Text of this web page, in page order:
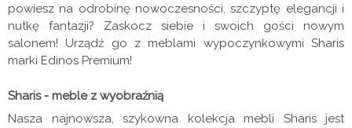
powiesz na odrobinę nowoczesności, szczyptę elegancji i
nutkę fantazji? Zaskocz siebie i swoich gości nowym
salonem! Urządź go z meblami wypoczynkowymi Sharis
marki Edinos Premium!
Sharis - meble z wyobraźnią
Nasza najnowsza, szykowna kolekcja mebli Sharis jest